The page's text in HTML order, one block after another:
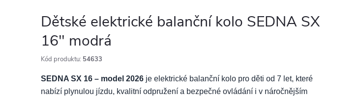
Dětské elektrické balanční kolo SEDNA SX
16" modrá
Kód produktu: 54633
SEDNA SX 16 – model 2026 je elektrické balanční kolo pro děti od 7 let, které
nabízí plynulou jízdu, kvalitní odpružení a bezpečné ovládání i v náročnějším